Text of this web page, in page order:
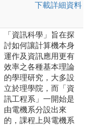
下載詳細資料
「資訊科學」旨在探
討如何讓計算機本身
運作及資訊應用更有
效率之各種基本理論
的學理研究，大多設
立於理學院，而「資
訊工程系」一開始是
由電機系分設出來
的，課程上與電機系